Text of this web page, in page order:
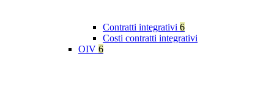
Contratti integrativi 6
Costi contratti integrativi
OIV 6